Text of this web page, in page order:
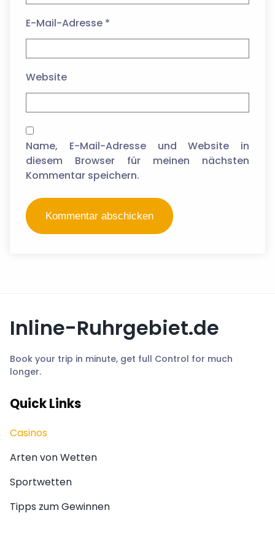
E-Mail-Adresse *
Website
Name, E-Mail-Adresse und Website in
diesem Browser für meinen nächsten
Kommentar speichern.
Inline-Ruhrgebiet.de
Book your trip in minute, get full Control for much
longer.
Quick Links
Casinos
Arten von Wetten
Sportwetten
Tipps zum Gewinnen